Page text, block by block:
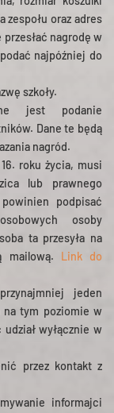
zespołu oraz adres
nagrodę w
najpóźniej do
szkoły.
jest podanie
Dane te będą
nagród.
roku życia, musi
lub prawnego
podpisać
osoby
ta przesyła na
mailową. Link do
jeden
na tym poziomie w
wyłącznie w
przez kontakt z
informajci